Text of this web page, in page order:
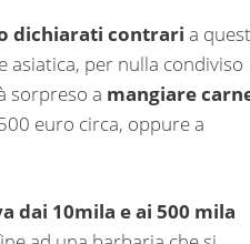
dichiarati contrari a
per nulla condiviso
sorpreso a mangiare
euro circa, oppure a
dai 10mila e ai 500 mila